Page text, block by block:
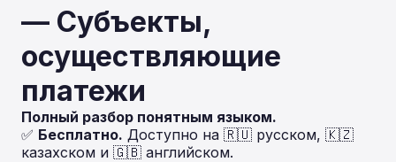
— Субъекты,
осуществляющие
платежи
Полный разбор понятным языком.
✅ Бесплатно. Доступно на 🇷🇺 русском, 🇰🇿
казахском и 🇬🇧 английском.